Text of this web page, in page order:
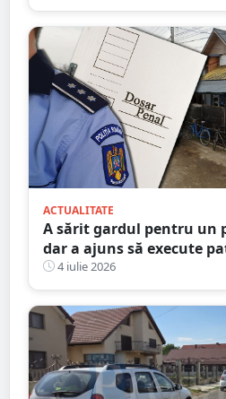
ACTUALITATE
A sărit gardul pentru un
dar a ajuns să execute
închisoare
4 iulie 2026